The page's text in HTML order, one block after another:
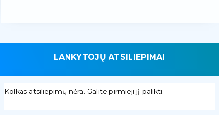
LANKYTOJŲ ATSILIEPIMAI
Kolkas atsiliepimų nėra. Galite pirmieji jį palikti.